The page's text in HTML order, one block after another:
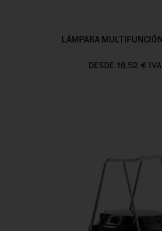
LÁMPARA
DESDE 18,52 € IVA